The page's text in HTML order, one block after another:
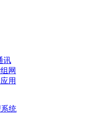
讯
网
用
统